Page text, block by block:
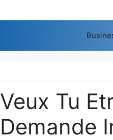
Veux Tu
Demande